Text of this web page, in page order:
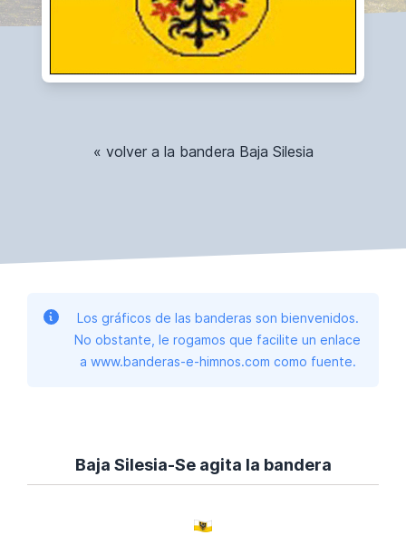
« volver a la bandera Baja Silesia
Los gráficos de las banderas son bienvenidos.
No obstante, le rogamos que facilite un enlace
a www.banderas-e-himnos.com como fuente.
Baja Silesia-Se agita la bandera